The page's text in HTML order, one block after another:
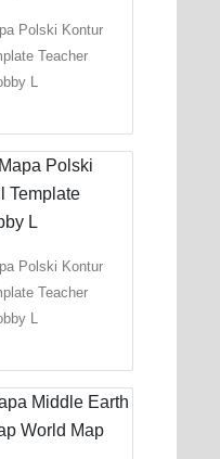
Polski Kontur
Teacher
L
Polski Kontur
Teacher
L